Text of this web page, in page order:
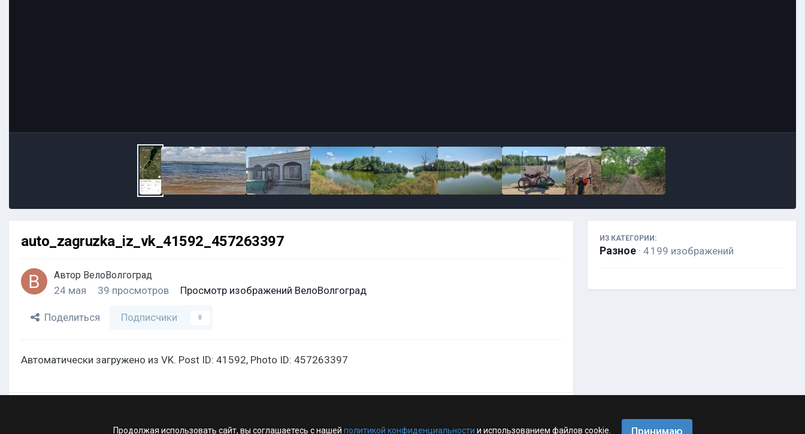
auto_zagruzka_iz_vk_41592_457263397
Автор ВелоВолгоград
24 мая 39 просмотров Просмотр изображений ВелоВолгоград
Поделиться Подписчики 0
Автоматически загружено из VK. Post ID: 41592, Photo ID: 457263397
ИЗ КАТЕГОРИИ:
Разное · 4 199 изображений
Продолжая использовать сайт, вы соглашаетесь с нашей политикой конфиденциальности и использованием файлов cookie. Принимаю